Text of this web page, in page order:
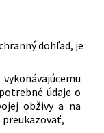
dohľad, je
údaje o
obživy a na